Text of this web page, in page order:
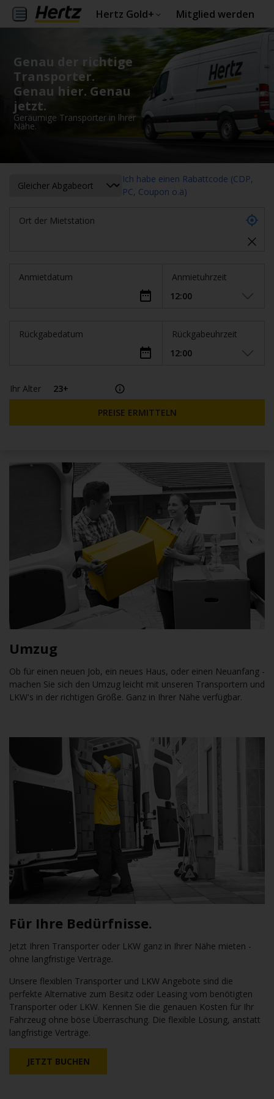
Hertz Gold+ Mitglied werden
Genau der richtige
Transporter.
Genau hier. Genau
jetzt.
Geräumige Transporter in lhrer
Nähe.
Ich habe einen Rabattcode (CDP,
PC, Coupon o.ä)
Ort der Mietstation
Anmietdatum Anmietuhrzeit
Rückgabedatum Rückgabeuhrzeit
Ihr Alter
PREISE ERMITTELN
Umzug
Ob für einen neuen Job, ein neues Haus, oder einen Neuanfang -
machen Sie sich den Umzug leicht mit unseren Transportern und
LKW's in der richtigen Größe. Ganz in Ihrer Nähe verfügbar.
Für Ihre Bedürfnisse.
Jetzt Ihren Transporter oder LKW ganz in Ihrer Nähe mieten -
ohne langfristige Verträge.
Unsere flexiblen Transporter und LKW Angebote sind die
perfekte Alternative zum Besitz oder Leasing vom benötigten
Transporter oder LKW. Kennen Sie die genauen Kosten für Ihr
Fahrzeug ohne böse Überraschung. Die flexible Lösung, anstatt
langfristige Verträge.
JETZT BUCHEN